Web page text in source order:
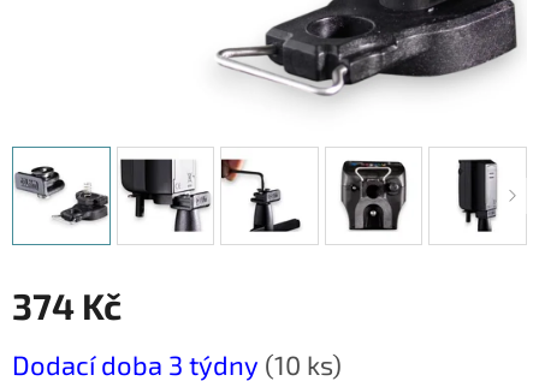
374 Kč
cena:
Dodací doba 3 týdny (10 ks)